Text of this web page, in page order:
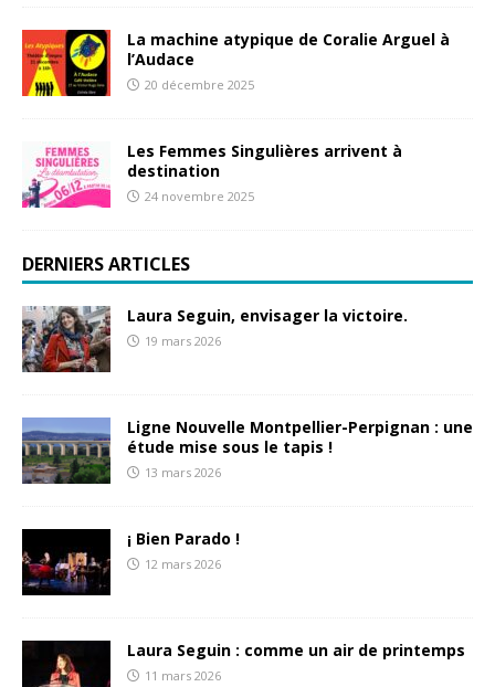
La machine atypique de Coralie Arguel à
l’Audace
20 décembre 2025
Les Femmes Singulières arrivent à
destination
24 novembre 2025
DERNIERS ARTICLES
Laura Seguin, envisager la victoire.
19 mars 2026
Ligne Nouvelle Montpellier-Perpignan : une
étude mise sous le tapis !
13 mars 2026
¡ Bien Parado !
12 mars 2026
Laura Seguin : comme un air de printemps
11 mars 2026